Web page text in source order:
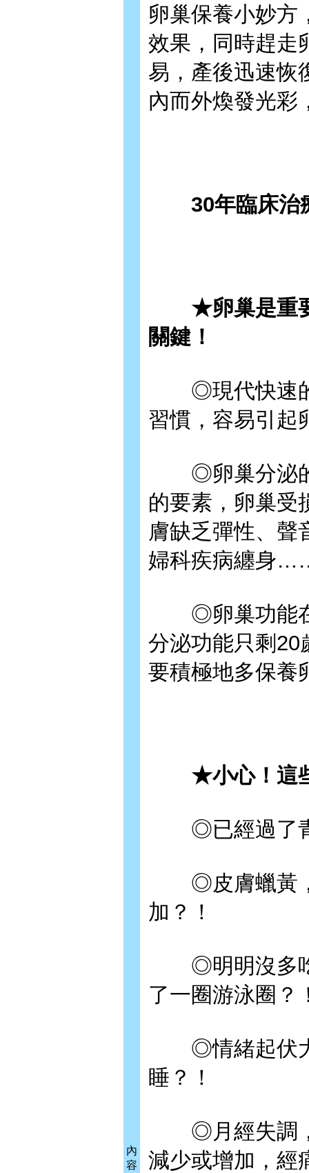
內
容
卵巢保養小妙方
效果，同時趕走
易，產後迅速恢
內而外煥發光彩
30年臨床治療
★卵巢是重要
關鍵！
◎現代快速的
習慣，容易引起
◎卵巢分泌的
的要素，卵巢受
膚缺乏彈性、
婦科疾病纏身
◎卵巢功能在
分泌功能只剩20
要積極地多保養
★小心！這些
◎已經過了青
◎皮膚蠟黃，
加？！
◎明明沒多吃
了一圈游泳圈？
◎情緒起伏大
睡？！
◎月經失調，
減少或增加，經